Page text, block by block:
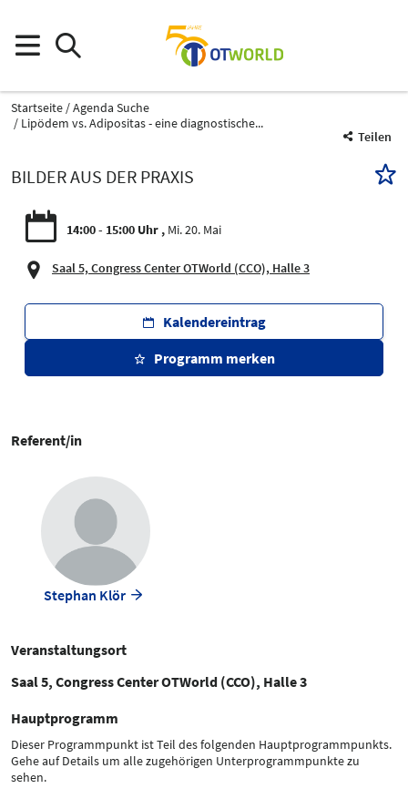
Startseite
Agenda Suche
Lipödem vs. Adipositas - eine diagnostische...
Teilen
BILDER AUS DER PRAXIS
14:00 - 15:00 Uhr Mi. 20. Mai
Saal 5, Congress Center OTWorld (CCO), Halle 3
Kalendereintrag
Programm merken
Referent/in
Stephan Klör
Veranstaltungsort
Saal 5, Congress Center OTWorld (CCO), Halle 3
Hauptprogramm
Dieser Programmpunkt ist Teil des folgenden Hauptprogrammpunkts.
Gehe auf Details um alle zugehörigen Unterprogrammpunkte zu
sehen.